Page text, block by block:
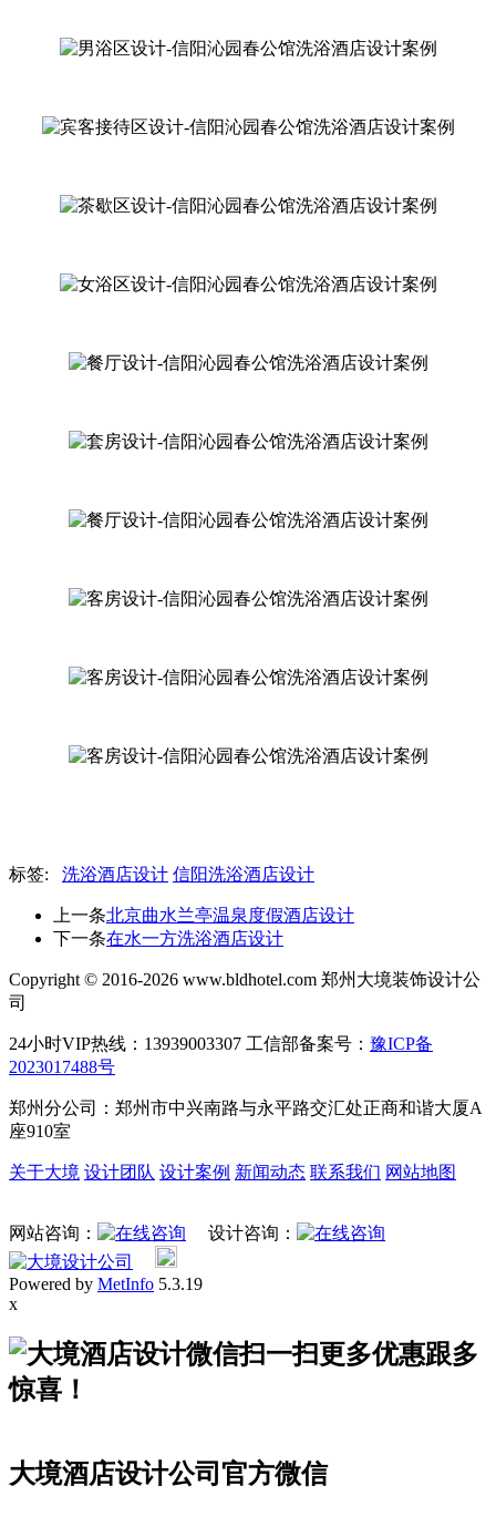
标签: 洗浴酒店设计 信阳洗浴酒店设计
上一条北京曲水兰亭温泉度假酒店设计
下一条在水一方洗浴酒店设计
Copyright © 2016-2026 www.bldhotel.com 郑州大境装饰设计公
司
24小时VIP热线：13939003307 工信部备案号： 豫ICP备
2023017488号
郑州分公司：郑州市中兴南路与永平路交汇处正商和谐大厦A
座910室
关于大境 设计团队 设计案例 新闻动态 联系我们 网站地图
网站咨询： 设计咨询：
Powered by MetInfo 5.3.19
x
扫一扫更多优惠跟多
惊喜！
大境酒店设计公司官方微信